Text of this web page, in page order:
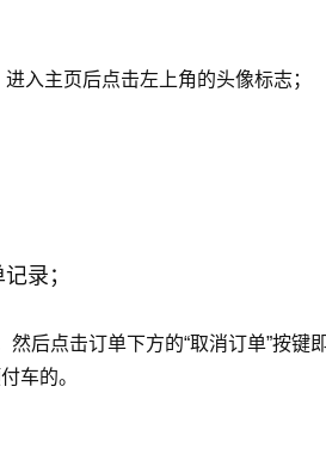
入主页后点击左上角的头像标志；
录；
后点击订单下方的“取消订单”按键
车的。